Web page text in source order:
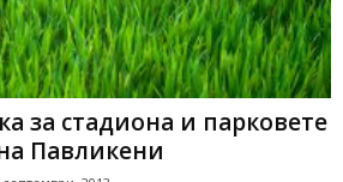
зa стaдиoнa и пapкoвeтe
Пaвликeни